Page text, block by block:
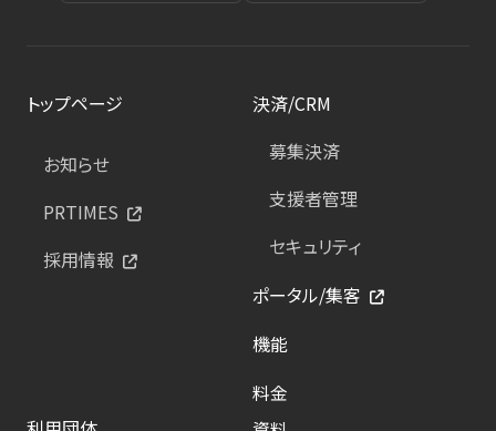
トップページ
お知らせ
PRTIMES
採用情報
決済/CRM
募集決済
支援者管理
セキュリティ
ポータル/集客
機能
料金